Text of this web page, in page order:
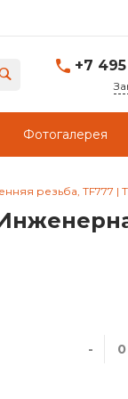
+7
Фотогалерея
резьба, TF777 |
-